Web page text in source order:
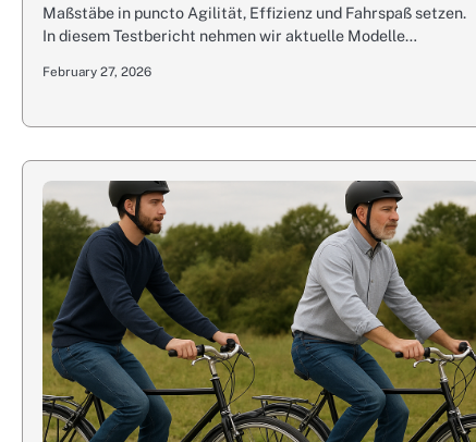
Maßstäbe in puncto Agilität, Effizienz und Fahrspaß setzen.
In diesem Testbericht nehmen wir aktuelle Modelle…
February 27, 2026